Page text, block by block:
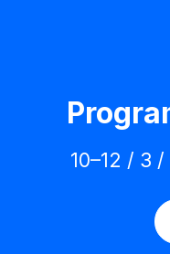
10–⁠12 / 3